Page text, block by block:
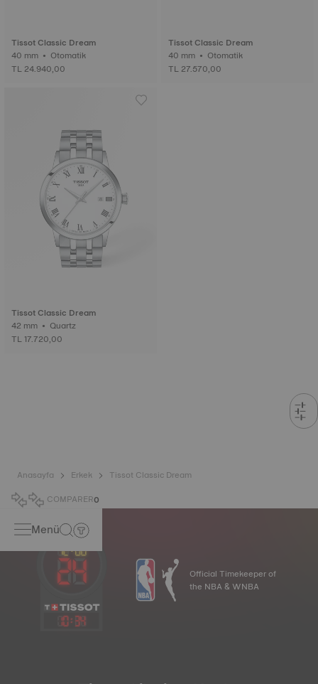
Tissot Classic Dream
40 mm • Otomatik
TL 24.940,00
Tissot Classic Dream
40 mm • Otomatik
TL 27.570,00
Tissot Classic Dream
42 mm • Quartz
TL 17.720,00
Anasayfa Erkek
Tissot Classic Dream
COMPARER0
Menü
10: 34
Official Timekeeper of
the NBA & WNBA